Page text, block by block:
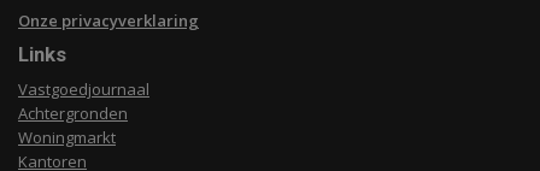
Onze privacyverklaring
Links
Vastgoedjournaal
Achtergronden
Woningmarkt
Kantoren